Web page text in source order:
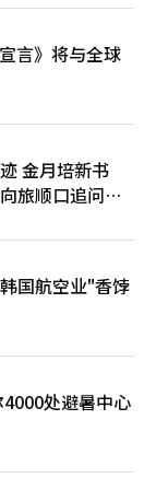
年用户，还吸引
面是积极的，表
额同比下降了
户基础和销售额
划通过6月发布
户。”全球发布定
NC表示，
更好的表现。然
烈，韩国和台湾
收费结构和在线
元，得益于里呼
提出，遗产IP的
柱。2030年的
是中长期目标。
业绩将被合并，
动休闲业务在
试图摆脱以往
10余款将在明年发
言》将与全球
金月培新书
旅顺口追问历
国航空业"香饽
处避暑中心